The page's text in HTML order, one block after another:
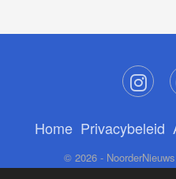
Home Privacybeleid
© 2026 -